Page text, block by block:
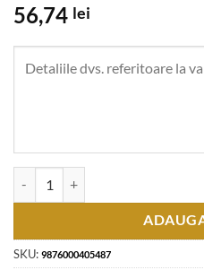
56,74 lei
SKU: 9876000405487